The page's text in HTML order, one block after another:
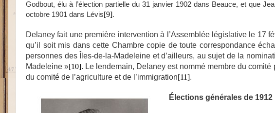
Godbout, élu à l’élection partielle du 31 janvier 1902 dans Beauce, et que
octobre 1901 dans Lévis[9].
Delaney fait une première intervention à l’Assemblée législative le 17
qu’il soit mis dans cette Chambre copie de toute correspondance
personnes des Îles-de-la-Madeleine et d’ailleurs, au sujet de la
Madeleine »[10]. Le lendemain, Delaney est nommé membre du
du comité de l’agriculture et de l’immigration[11].
Élections générales de 1912